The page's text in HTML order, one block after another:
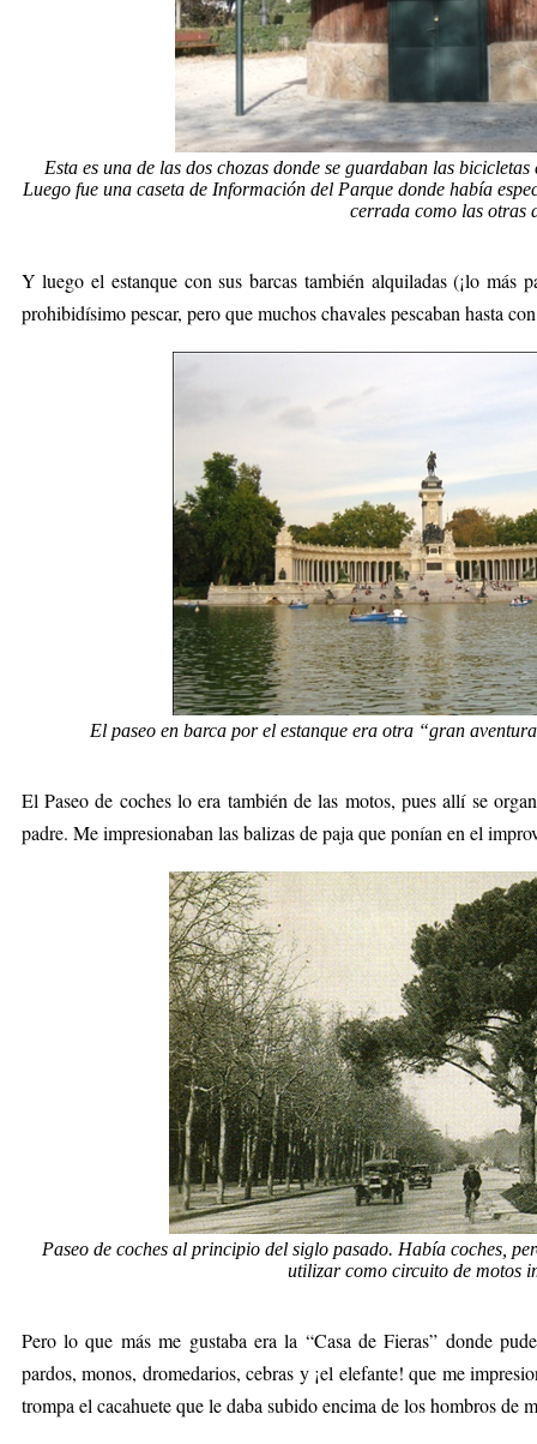
Esta es una de las dos chozas donde se guardaban las
Luego fue una caseta de Información del Parque donde había
cerrada como las otras
Y luego el estanque con sus barcas también alquiladas (¡lo más
prohibidísimo pescar, pero que muchos chavales pescaban hasta
El paseo en barca por el estanque era otra “gran
El Paseo de coches lo era también de las motos, pues allí se
padre. Me impresionaban las balizas de paja que ponían en el
Paseo de coches al principio del siglo pasado. Había coches,
utilizar como circuito de motos
Pero lo que más me gustaba era la “Casa de Fieras” donde
pardos, monos, dromedarios, cebras y ¡el elefante! que me
trompa el cacahuete que le daba subido encima de los hombros de